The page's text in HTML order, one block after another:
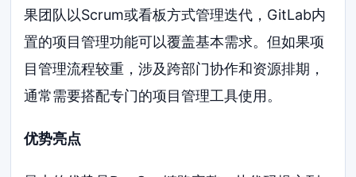
果团队以Scrum或看板方式管理迭代，GitLab内
置的项目管理功能可以覆盖基本需求。但如果项
目管理流程较重，涉及跨部门协作和资源排期，
通常需要搭配专门的项目管理工具使用。
优势亮点